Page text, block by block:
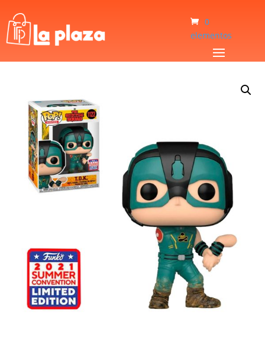
0
elementos
Muñeco Funko Pop T.D.K. 1122